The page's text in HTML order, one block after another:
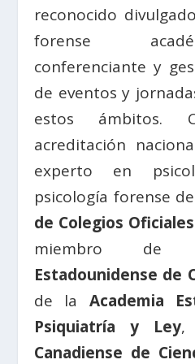
reconocido
forense
conferenciante y
de eventos y
estos ámbitos.
acreditación
experto en
psicología forense
de Colegios
miembro
Estadounidense de
de la Academia
Psiquiatría y Ley,
Canadiense de